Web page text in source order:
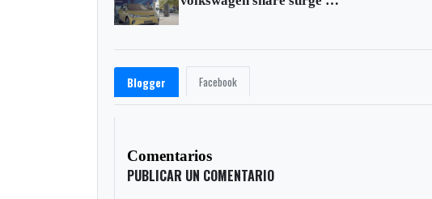
Blogger Facebook
Comentarios
PUBLICAR UN COMENTARIO